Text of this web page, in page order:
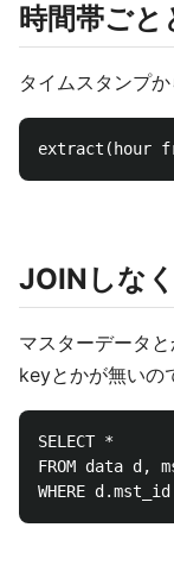
時間帯ごと
タイムスタンプ
JOINしな
マスターデータ
keyとかが無いの
SELECT *
FROM data d,